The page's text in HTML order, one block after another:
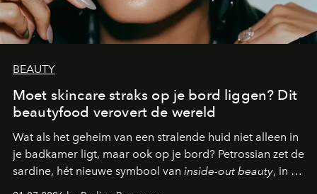
BEAUTY
Moet skincare straks op je bord liggen? Dit
beautyfood verovert de wereld
Wat als het geheim van een stralende huid niet alleen in
je badkamer ligt, maar ook op je bord? Petrossian zet de
sardine, hét nieuwe symbool van inside-out beauty, in de
kijker met twee gastronomische creaties.